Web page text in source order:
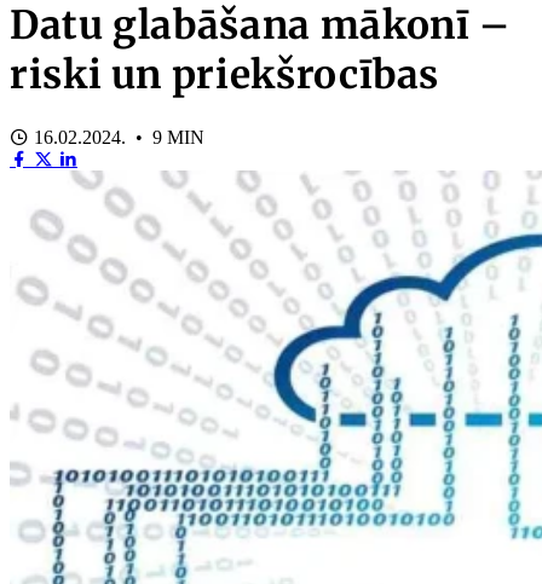
Datu glabāšana mākonī –
riski un priekšrocības
16.02.2024. • 9 MIN